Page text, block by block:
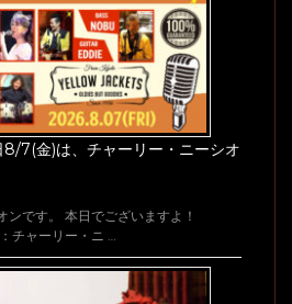
7(金)は、チャーリー・ニーシオ
ンです。 本日でございますよ！
チャーリー・ニ …